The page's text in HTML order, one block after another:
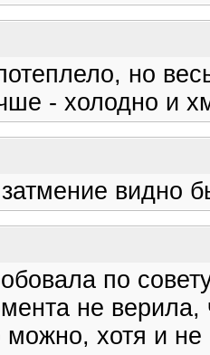
но
- холодно и
видно
по
не верила,
можно, хотя и